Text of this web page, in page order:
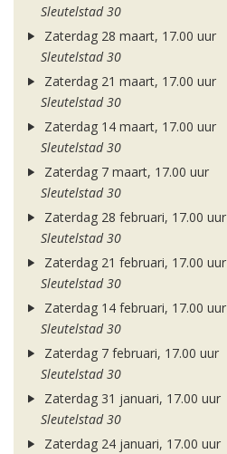
Sleutelstad 30
Zaterdag 28 maart, 17.00 uur
Sleutelstad 30
Zaterdag 21 maart, 17.00 uur
Sleutelstad 30
Zaterdag 14 maart, 17.00 uur
Sleutelstad 30
Zaterdag 7 maart, 17.00 uur
Sleutelstad 30
Zaterdag 28 februari, 17.00 uur
Sleutelstad 30
Zaterdag 21 februari, 17.00 uur
Sleutelstad 30
Zaterdag 14 februari, 17.00 uur
Sleutelstad 30
Zaterdag 7 februari, 17.00 uur
Sleutelstad 30
Zaterdag 31 januari, 17.00 uur
Sleutelstad 30
Zaterdag 24 januari, 17.00 uur